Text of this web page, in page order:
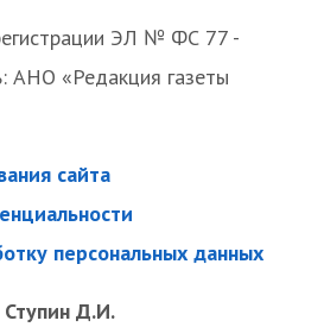
ЭЛ № ФС 77 -
АНО «Редакция газеты
сайта
персональных данных
Ступин Д.И.